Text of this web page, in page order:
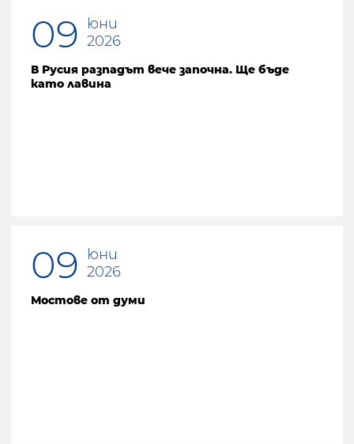
09
юни
2026
В Русия разпадът вече започна. Ще бъде
като лавина
09
юни
2026
Мостове от думи